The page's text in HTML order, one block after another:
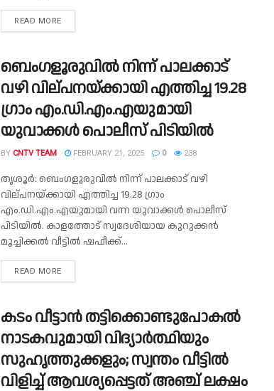
READ MORE
ബെംഗളൂരുവില്‍ നിന്ന് പാലക്കാട്
വഴി വില്പനയ്ക്കായി എത്തിച്ച 19.28
ഗ്രാം എം.ഡി.എം.എയുമായി
യുവാക്കൾ പൊലീസ് പിടിയിൽ
BY CNTV TEAM FEBRUARY 21, 2025 0 238
തൃശൂര്‍: ബെംഗളൂരുവില്‍ നിന്ന് പാലക്കാട് വഴി
വില്പനയ്ക്കായി എത്തിച്ച 19.28 ഗ്രാം
എം.ഡി.എം.എയുമായി വന്ന യുവാക്കൾ പൊലീസ്
പിടിയിൽ. കാളത്തോട് സ്വദേശിയായ കുറുക്കന്‍
മൂച്ചിക്കല്‍ വീട്ടില്‍ ഷഫീക്ക്...
READ MORE
കടം വീട്ടാൻ തട്ടിക്കൊണ്ടുപോകൽ
നാടകവുമായി വിദ്യാർത്ഥിയും
സുഹൃത്തുക്കളും; സ്വന്തം വീട്ടിൽ
വിളിച്ച് ആവശ്യപ്പെട്ടത് അഞ്ച് ലക്ഷം